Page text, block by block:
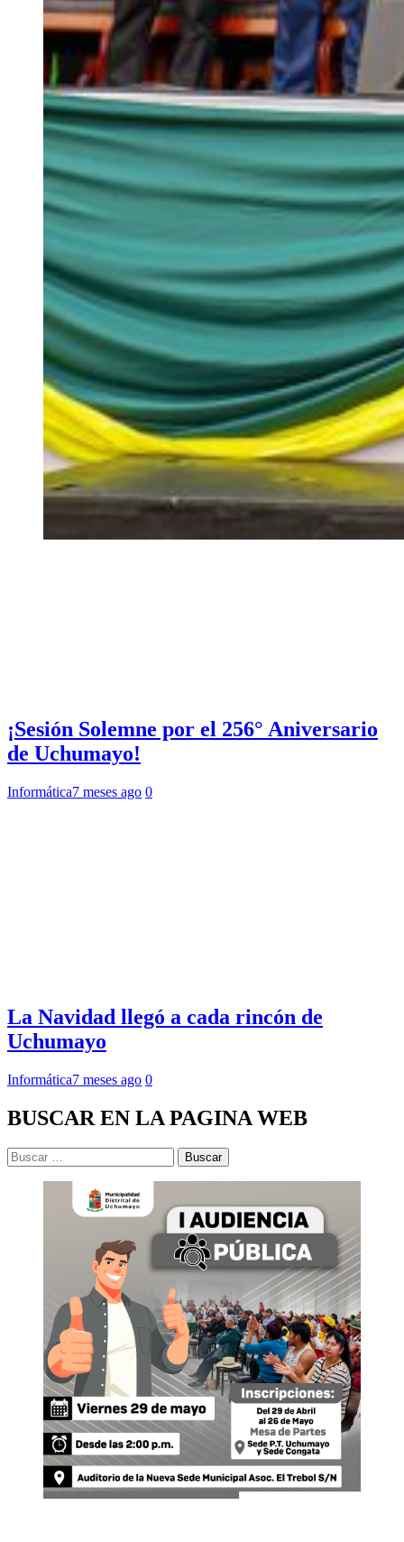
¡Sesión Solemne por el 256° Aniversario
de Uchumayo!
Informática7 meses ago 0
La Navidad llegó a cada rincón de
Uchumayo
Informática7 meses ago 0
BUSCAR EN LA PAGINA WEB
Buscar: